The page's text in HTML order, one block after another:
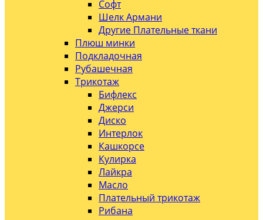
Софт
Шелк Армани
Другие Плательные ткани
Плюш минки
Подкладочная
Рубашечная
Трикотаж
Бифлекс
Джерси
Диско
Интерлок
Кашкорсе
Кулирка
Лайкра
Масло
Плательный трикотаж
Рибана